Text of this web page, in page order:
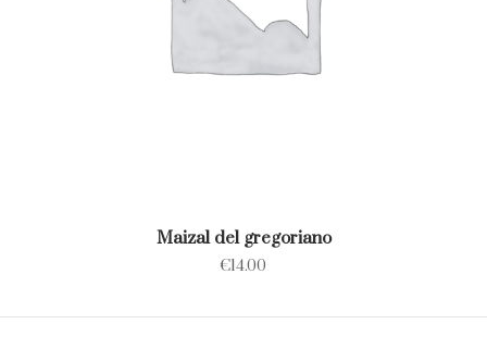
Maizal del gregoriano
€14.00